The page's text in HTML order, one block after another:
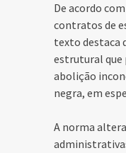
De acordo
contratos de
texto destaca
estrutural que
abolição
negra, em
A norma